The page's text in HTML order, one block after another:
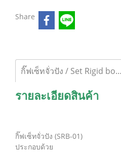
Share
กิ๊ฟเซ็ทจั่วปัง / Set Rigid box_01
รายละเอียดสินค้า
กิ๊ฟเซ็ทจั่วปัง (SRB-01)
ประกอบด้วย